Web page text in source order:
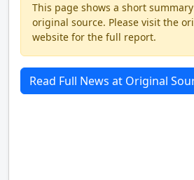
This page shows a short
original source. Please visit the
website for the full report.
Read Full News at Original